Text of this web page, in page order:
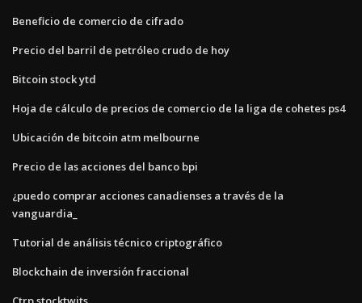
Beneficio de comercio de cifrado
Precio del barril de petróleo crudo de hoy
Bitcoin stock ytd
Hoja de cálculo de precios de comercio de la liga de cohetes ps4
Ubicación de bitcoin atm melbourne
Precio de las acciones del banco bpi
¿puedo comprar acciones canadienses a través de la
vanguardia_
Tutorial de análisis técnico criptográfico
Blockchain de inversión fraccional